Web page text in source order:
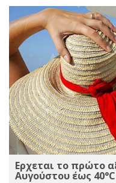
Ερχεται το πρώτο
Αυγούστου έως 40°C